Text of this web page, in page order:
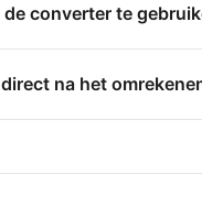
converter te
na het